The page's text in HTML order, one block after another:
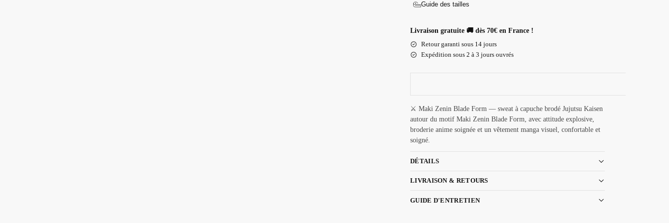
Guide des tailles
Livraison gratuite 🚚 dès 70€ en France !
Retour garanti sous 14 jours
Expédition sous 2 à 3 jours ouvrés
⚔️ Maki Zenin Blade Form — sweat à capuche brodé Jujutsu Kaisen
autour du motif Maki Zenin Blade Form, avec attitude explosive,
broderie anime soignée et un vêtement manga visuel, confortable et
soigné.
DÉTAILS
LIVRAISON & RETOURS
GUIDE D'ENTRETIEN